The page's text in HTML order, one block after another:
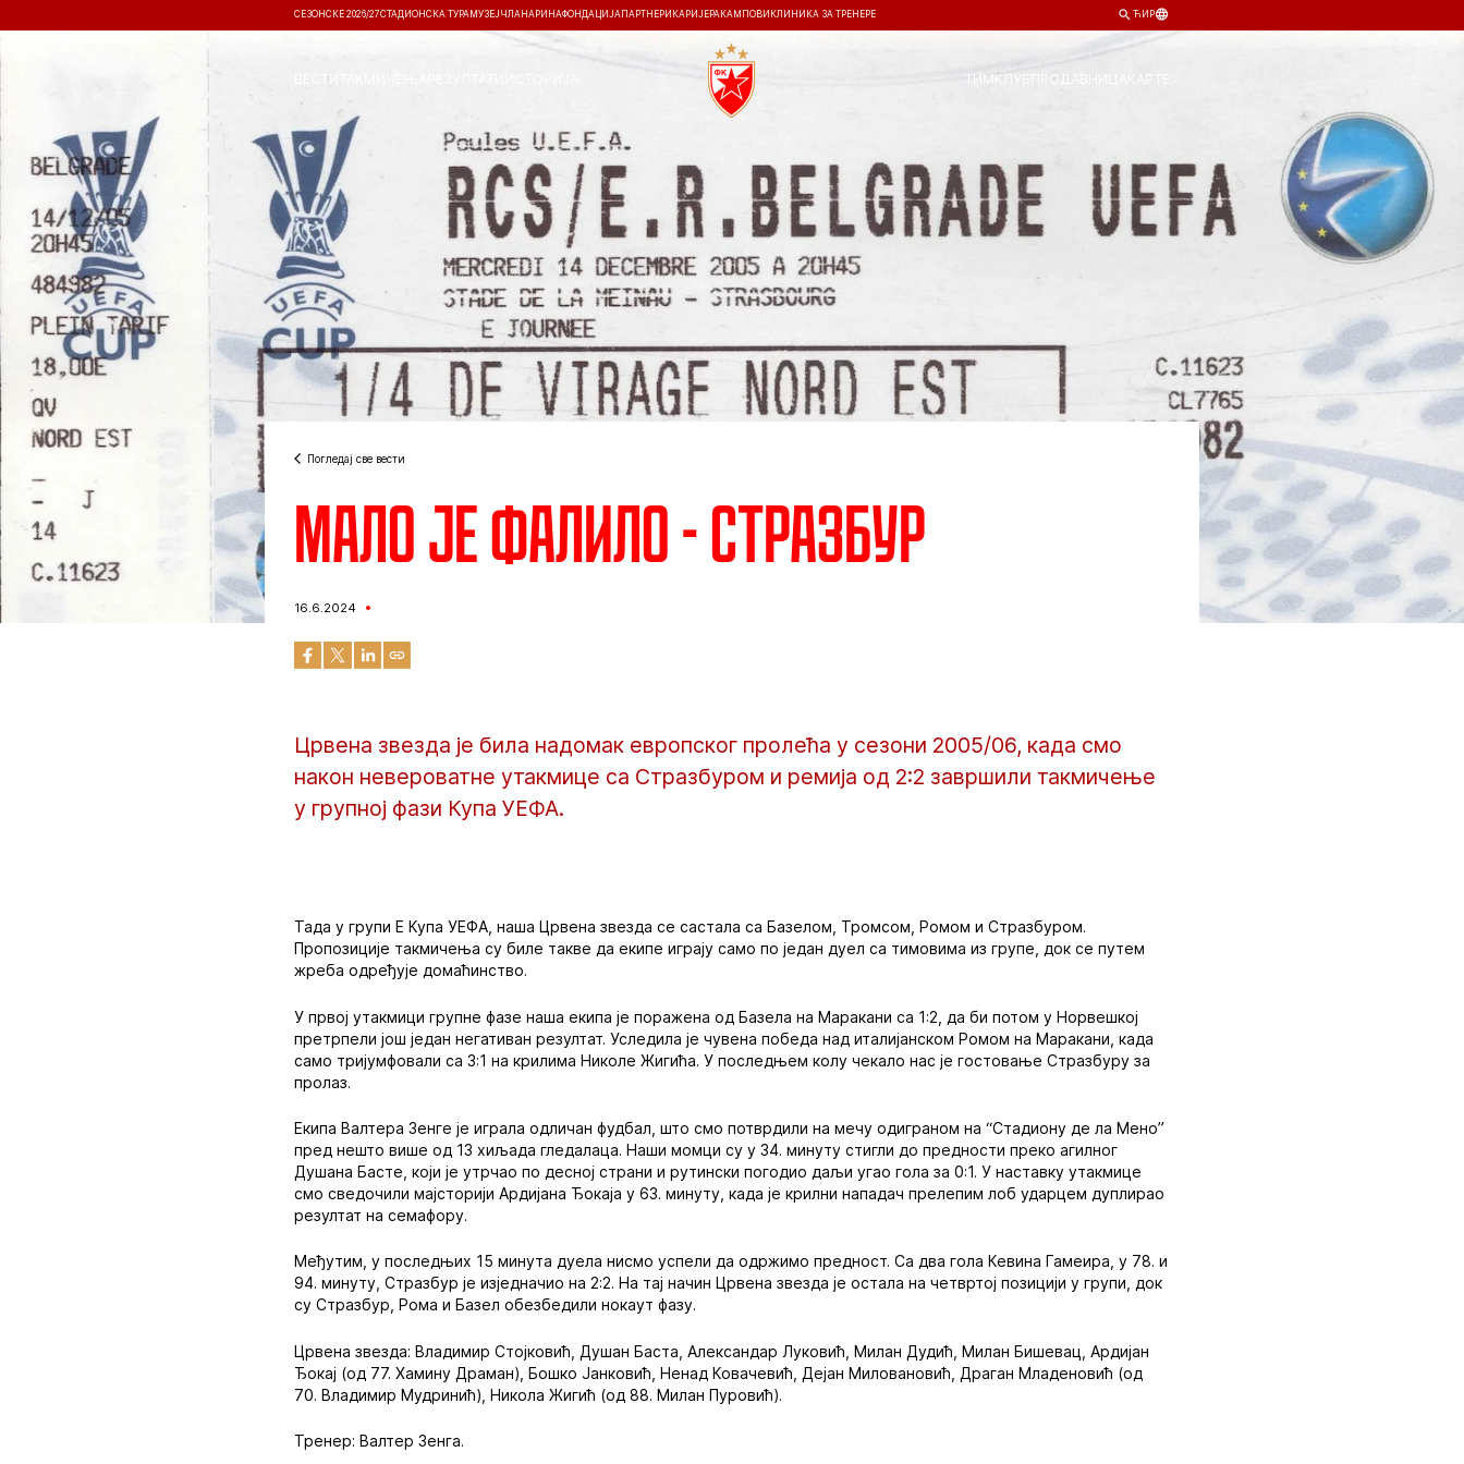
СЕЗОНСКЕ 2026/27СТАДИОНСКА ТУРА МУЗЕЈ ЧЛАНАРИНАФОНДАЦИЈА ПАРТНЕРИ КАРИЈЕРА КАМПОВИ КЛИНИКА ЗА ТРЕНЕРЕ ЋИР
ВЕСТИ РЕЗУЛТАТИ ТИМКЛУБ ПРОДАВНИЦА
Погледај све вести
Мало је фалило - Стразбур
16.6.2024
Црвена звезда је била надомак европског пролећа у сезони 2005/06, када смо
након невероватне утакмице са Стразбуром и ремија од 2:2 завршили такмичење
у групној фази Купа УЕФА.
Тада у групи Е Купа УЕФА, наша Црвена звезда се састала са Базелом, Тромсом, Ромом и Стразбуром.
Пропозиције такмичења су биле такве да екипе играју само по један дуел са тимовима из групе, док се путем
жреба одређује домаћинство.
У првој утакмици групне фазе наша екипа је поражена од Базела на Маракани са 1:2, да би потом у Норвешкој
претрпели још један негативан резултат. Уследила је чувена победа над италијанском Ромом на Маракани, када
само тријумфовали са 3:1 на крилима Николе Жигића. У последњем колу чекало нас је гостовање Стразбуру за
пролаз.
Екипа Валтера Зенге је играла одличан фудбал, што смо потврдили на мечу одиграном на “Стадиону де ла Мено”
пред нешто више од 13 хиљада гледалаца. Наши момци су у 34. минуту стигли до предности преко агилног
Душана Басте, који је утрчао по десној страни и рутински погодио даљи угао гола за 0:1. У наставку утакмице
смо сведочили мајсторији Ардијана Ђокаја у 63. минуту, када је крилни нападач прелепим лоб ударцем дуплирао
резултат на семафору.
Међутим, у последњих 15 минута дуела нисмо успели да одржимо предност. Са два гола Кевина Гамеира, у 78. и
94. минуту, Стразбур је изједначио на 2:2. На тај начин Црвена звезда је остала на четвртој позицији у групи, док
су Стразбур, Рома и Базел обезбедили нокаут фазу.
Црвена звезда: Владимир Стојковић, Душан Баста, Александар Луковић, Милан Дудић, Милан Бишевац, Ардијан
Ђокај (од 77. Хамину Драман), Бошко Јанковић, Ненад Ковачевић, Дејан Миловановић, Драган Младеновић (од
70. Владимир Мудринић), Никола Жигић (од 88. Милан Пуровић).
Тренер: Валтер Зенга.